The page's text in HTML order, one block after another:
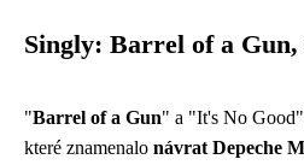
Singly: Barrel of a
"Barrel of a Gun" a "It's No
které znamenalo návrat Depeche